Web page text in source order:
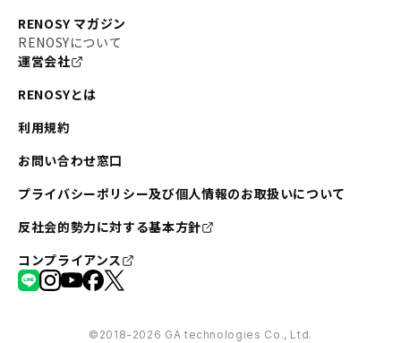
RENOSY マガジン
RENOSYについて
運営会社
RENOSYとは
利用規約
お問い合わせ窓口
プライバシーポリシー及び個人情報のお取扱いについて
反社会的勢力に対する基本方針
コンプライアンス
©︎2018-2026 GA technologies Co., Ltd.